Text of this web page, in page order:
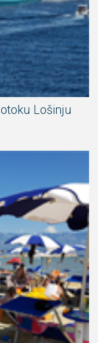
Lošinju